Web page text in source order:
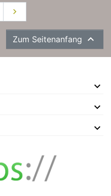
Weiter

Zum Seitenanfang 